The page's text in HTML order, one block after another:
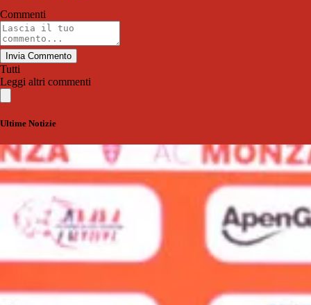
Commenti
Invia Commento
Tutti
Leggi altri commenti
Ultime Notizie